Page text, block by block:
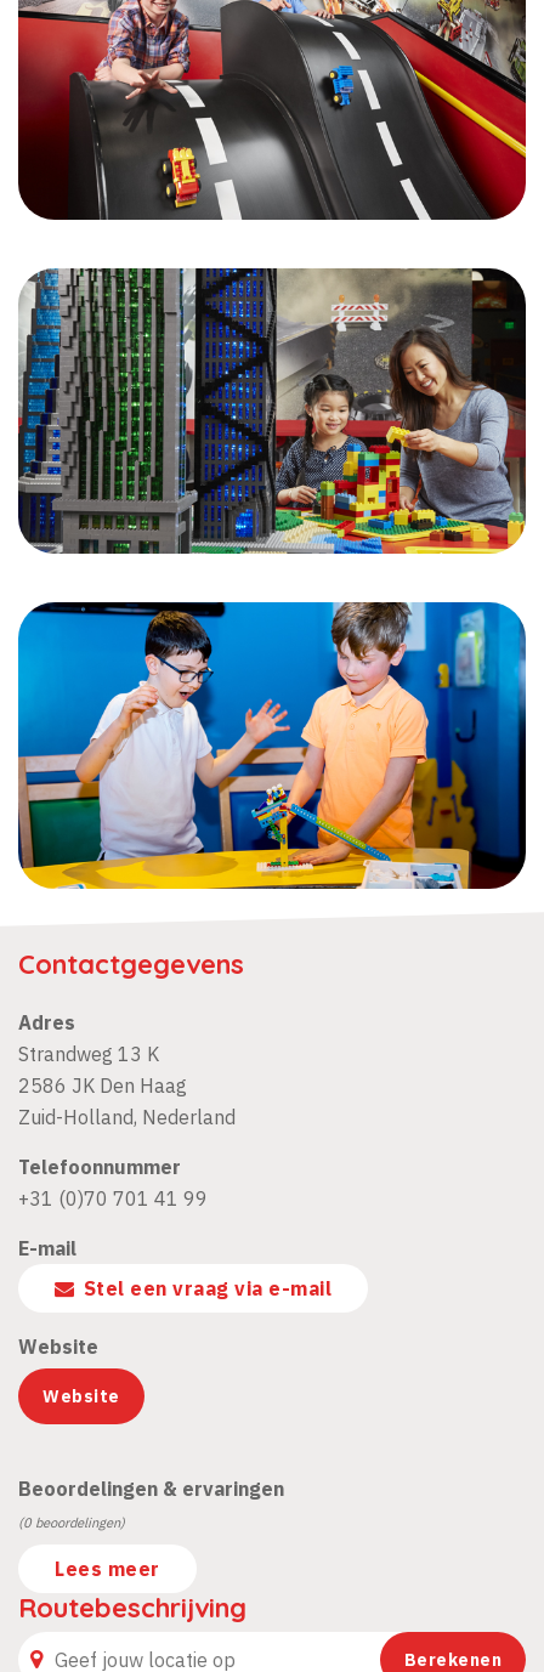
Contactgegevens
Adres
Strandweg 13 K
2586 JK Den Haag
Zuid-Holland, Nederland
Telefoonnummer
+31 (0)70 701 41 99
E-mail
Stel een vraag via e-mail
Website
Website
Beoordelingen & ervaringen
(0 beoordelingen)
Lees meer
Routebeschrijving